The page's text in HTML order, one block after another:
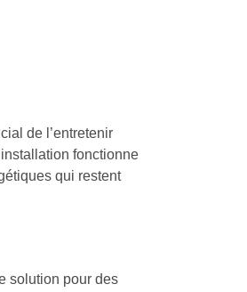
de l’entretenir
fonctionne
qui restent
solution pour des